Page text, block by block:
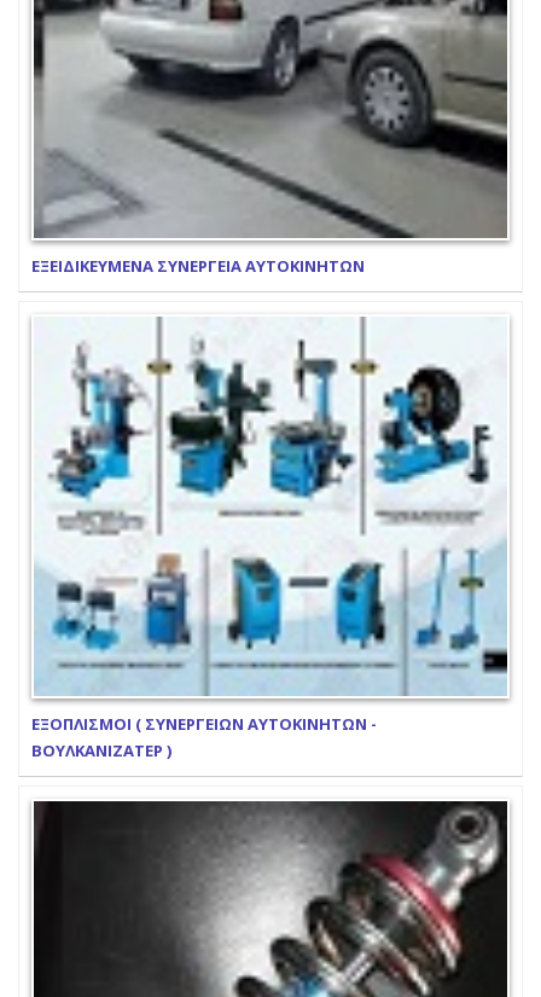
ΕΞΕΙΔΙΚΕΥΜΕΝΑ ΣΥΝΕΡΓΕΙΑ ΑΥΤΟΚΙΝΗΤΩΝ
ΕΞΟΠΛΙΣΜΟΙ ( ΣΥΝΕΡΓΕΙΩΝ ΑΥΤΟΚΙΝΗΤΩΝ -
ΒΟΥΛΚΑΝΙΖΑΤΕΡ )